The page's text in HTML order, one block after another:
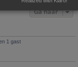
Ga naar
1 gast